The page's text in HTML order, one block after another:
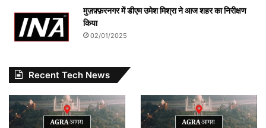
मुज़फ़्फ़रनगर में डीएम उमेश मिश्रा ने आज शहर का निरीक्षण
किया
02/01/2025
Recent Tech News